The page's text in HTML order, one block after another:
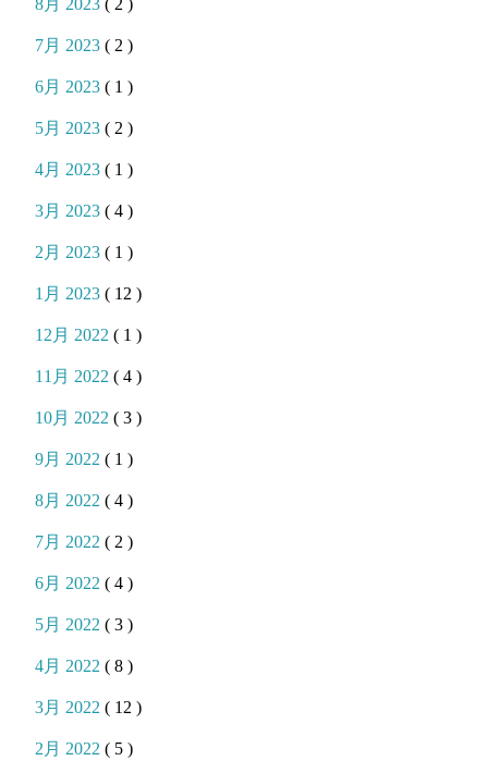
8月 2023( 2 )
7月 2023( 2 )
6月 2023( 1 )
5月 2023( 2 )
4月 2023( 1 )
3月 2023( 4 )
2月 2023( 1 )
1月 2023( 12 )
12月 2022( 1 )
11月 2022( 4 )
10月 2022( 3 )
9月 2022( 1 )
8月 2022( 4 )
7月 2022( 2 )
6月 2022( 4 )
5月 2022( 3 )
4月 2022( 8 )
3月 2022( 12 )
2月 2022( 5 )